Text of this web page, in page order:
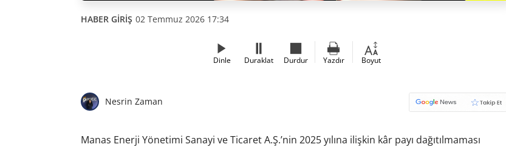
HABER GİRİŞ 02 Temmuz 2026 17:34
Dinle Duraklat Durdur Yazdır Boyut
Nesrin Zaman
Manas Enerji Yönetimi Sanayi ve Ticaret A.Ş.’nin 2025 yılına ilişkin kâr payı dağıtılmaması